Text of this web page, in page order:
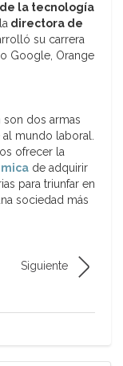
la tecnología
directora de
su carrera
Google, Orange
dos armas
mundo laboral.
ofrecer la
de adquirir
para triunfar en
sociedad más
Siguiente